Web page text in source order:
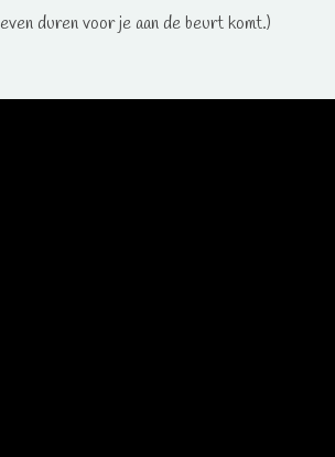
duren voor je aan de beurt komt.)